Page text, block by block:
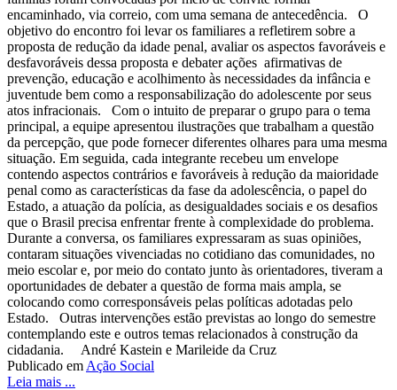
encaminhado, via correio, com uma semana de antecedência. O
objetivo do encontro foi levar os familiares a refletirem sobre a
proposta de redução da idade penal, avaliar os aspectos favoráveis e
desfavoráveis dessa proposta e debater ações afirmativas de
prevenção, educação e acolhimento às necessidades da infância e
juventude bem como a responsabilização do adolescente por seus
atos infracionais. Com o intuito de preparar o grupo para o tema
principal, a equipe apresentou ilustrações que trabalham a questão
da percepção, que pode fornecer diferentes olhares para uma mesma
situação. Em seguida, cada integrante recebeu um envelope
contendo aspectos contrários e favoráveis à redução da maioridade
penal como as características da fase da adolescência, o papel do
Estado, a atuação da polícia, as desigualdades sociais e os desafios
que o Brasil precisa enfrentar frente à complexidade do problema.
Durante a conversa, os familiares expressaram as suas opiniões,
contaram situações vivenciadas no cotidiano das comunidades, no
meio escolar e, por meio do contato junto às orientadores, tiveram a
oportunidades de debater a questão de forma mais ampla, se
colocando como corresponsáveis pelas políticas adotadas pelo
Estado. Outras intervenções estão previstas ao longo do semestre
contemplando este e outros temas relacionados à construção da
cidadania. André Kastein e Marileide da Cruz
Publicado em Ação Social
Leia mais ...